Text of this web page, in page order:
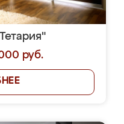
руб.